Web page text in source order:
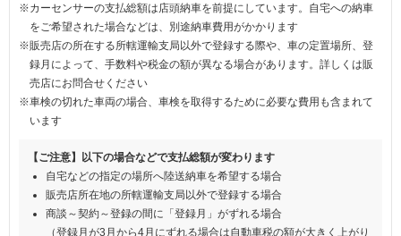
※カーセンサーの支払総額は店頭納車を前提にしています。自宅への納車
をご希望された場合などは、別途納車費用がかかります
※販売店の所在する所轄運輸支局以外で登録する際や、車の定置場所、登
録月によって、手数料や税金の額が異なる場合があります。詳しくは販
売店にお問合せください
※車検の切れた車両の場合、車検を取得するために必要な費用も含まれて
います
【ご注意】以下の場合などで支払総額が変わります
自宅などの指定の場所へ陸送納車を希望する場合
販売店所在地の所轄運輸支局以外で登録する場合
商談～契約～登録の間に「登録月」がずれる場合
（登録月が3月から4月にずれる場合は自動車税の額が大きく上がり